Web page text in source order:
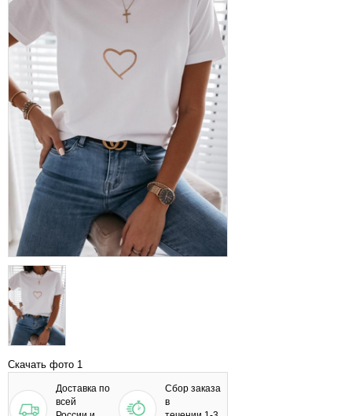
Скачать фото 1
Доставка по
всей
Сбор заказа
в